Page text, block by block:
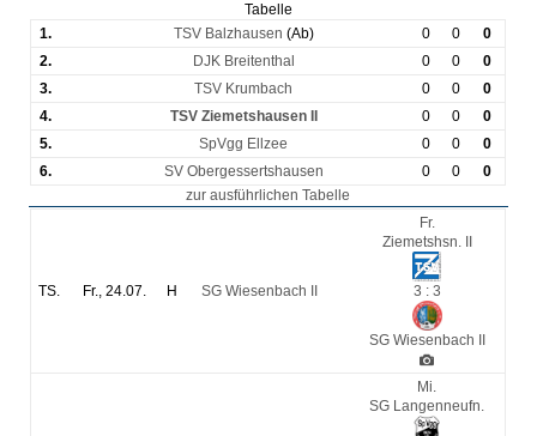
Tabelle
1.
TSV Balzhausen (Ab) 0 0
0
2.
DJK Breitenthal 0 0
0
3.
TSV Krumbach 0 0
0
4.
TSV Ziemetshausen II 0 0
0
5.
SpVgg Ellzee 0 0
0
6.
SV Obergessertshausen 0 0
0
zur ausführlichen Tabelle
TS. Fr., 24.07. H SG Wiesenbach II
Fr.
Ziemetshsn. II
3 : 3
SG Wiesenbach II
Mi.
SG Langenneufn.